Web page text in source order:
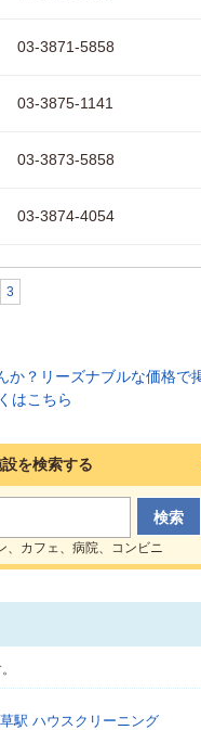
03-3871-5858
03-3875-1141
03-3873-5858
03-3874-4054
3
を検索する
、カフェ、病院、コンビニ
駅 ハウスクリーニング